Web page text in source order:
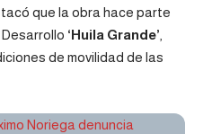
que la obra hace parte
‘Huila Grande’
de movilidad de las
Noriega denuncia